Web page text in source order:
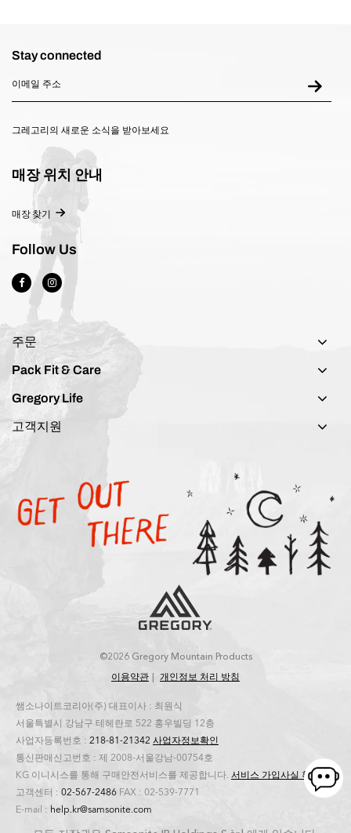
Stay connected
그레고리의 새로운 소식을 받아보세요
매장 위치 안내
매장 찾기
Follow Us
주문
Pack Fit & Care
Gregory Life
고객지원
©2026 Gregory Mountain Products
이용약관
개인정보 처리 방침
쌤소나이트코리아(주) 대표이사 : 최원식
서울특별시 강남구 테헤란로 522 홍우빌딩 12층
사업자등록번호 : 218-81-21342 사업자정보확인
통신판매신고번호 : 제 2008-서울강남-00754호
KG 이니시스를 통해 구매안전서비스를 제공합니다. 서비스 가입사실 확인
고객센터 : 02-567-2486 FAX : 02-539-7771
E-mail : help.kr@samsonite.com